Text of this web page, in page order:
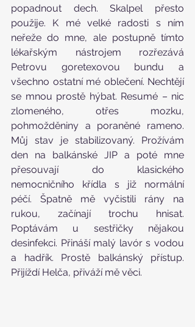
popadnout dech. Skalpel přesto
použije. K mé velké radosti s ním
neřeže do mne, ale postupně tímto
lékařským nástrojem rozřezává
Petrovu goretexovou bundu a
všechno ostatní mé oblečení. Nechtějí
se mnou prostě hýbat. Resumé – nic
zlomeného, otřes mozku,
pohmožděniny a poraněné rameno.
Můj stav je stabilizovaný. Prožívám
den na balkánské JIP a poté mne
přesouvají do klasického
nemocničního křídla s již normální
péčí. Špatně mě vyčistili rány na
rukou, začínají trochu hnisat.
Poptávám u sestřičky nějakou
desinfekci. Přináší malý lavór s vodou
a hadřík. Prostě balkánský přístup.
Přijíždí Helča, přiváží mě věci.